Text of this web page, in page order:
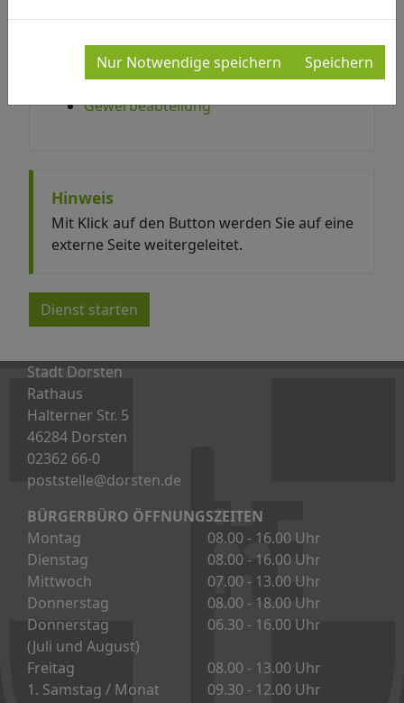
Nur Notwendige speichern Speichern
Zuständige Fachbereiche
Ordnungs- und Rechtsamt -
Gewerbeabteilung
Hinweis
Mit Klick auf den Button werden Sie auf eine
externe Seite weitergeleitet.
Dienst starten